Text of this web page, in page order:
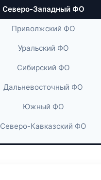
Северо-Западный ФО
Приволжский ФО
Уральский ФО
Сибирский ФО
Дальневосточный ФО
Южный ФО
Северо-Кавказский ФО